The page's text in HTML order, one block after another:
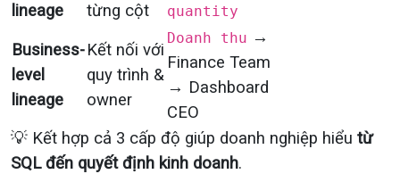
lineage
từng cột
quantity
Business-
level
lineage
Kết nối với
quy trình &
owner
Doanh thu →
Finance Team
→ Dashboard
CEO
💡 Kết hợp cả 3 cấp độ giúp doanh nghiệp hiểu từ
SQL đến quyết định kinh doanh.